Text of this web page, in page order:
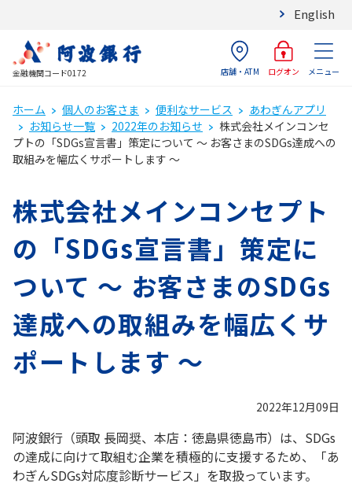
English
金融機関コード0172 店舗・ATM ログオン メニュー
ホーム 個人のお客さま 便利なサービス
あわぎんアプリ
お知らせ一覧
2022年のお知らせ
株式会社メインコンセ
プトの「SDGs宣言書」策定について ～ お客さまのSDGs達成への
取組みを幅広くサポートします ～
株式会社メインコンセプト
の「SDGs宣言書」策定に
ついて ～ お客さまのSDGs
達成への取組みを幅広くサ
ポートします ～
2022年12月09日
阿波銀行（頭取 長岡奨、本店：徳島県徳島市）は、SDGs
の達成に向けて取組む企業を積極的に支援するため、「あ
わぎんSDGs対応度診断サービス」を取扱っています。